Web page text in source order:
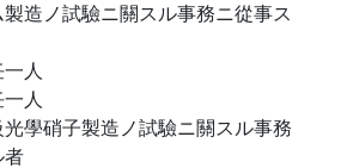
造ノ試驗ニ關スル事務ニ從事ス
人
人
學硝子製造ノ試驗ニ關スル事務
者